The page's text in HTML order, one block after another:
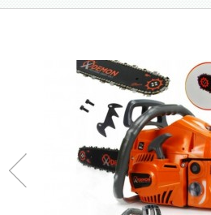
Celtniecības tehnika (51)
Elektroinstrumenti (69)
Rokas elektroinstrumenti (2)
Darbagaldi (47)